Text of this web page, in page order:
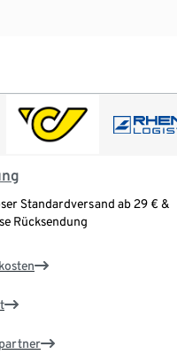
Standardversand ab 29 € &
Rücksendung